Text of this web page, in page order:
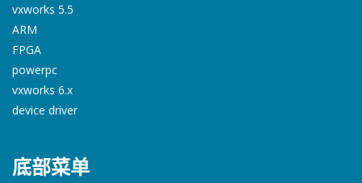
vxworks 5.5
ARM
FPGA
powerpc
vxworks 6.x
device driver
底部菜单